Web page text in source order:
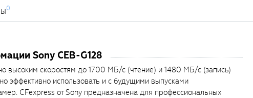
0
Sony CEB-G128
высоким скоростям до 1700 МБ/с (чтение) и 1480 МБ/с (запись)
эффективно использовать и с будущими выпусками
CFexpress от Sony предназначена для профессиональных